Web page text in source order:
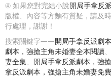
④ 如果您對完結小說開局手拿反
版權、內容等方麵有質疑，請及
行處理，謝謝！
搜索關鍵字——開局手拿反派劇
劇本，強搶主角未婚妻全本閱讀、
妻全集、 開局手拿反派劇本，強
拿反派劇本，強搶主角未婚妻免